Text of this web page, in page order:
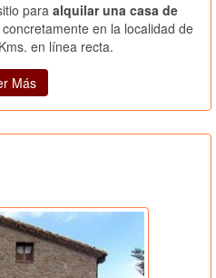
para alquilar una casa de
en la localidad de
en línea recta.
Más